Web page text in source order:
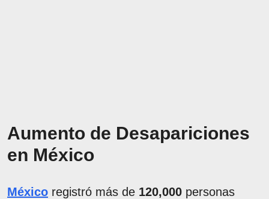
Aumento de Desapariciones
en México
México registró más de 120,000 personas